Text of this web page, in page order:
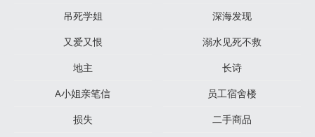
吊死学姐
深海发现
又爱又恨
溺水见死不救
地主
长诗
A小姐亲笔信
员工宿舍楼
损失
二手商品